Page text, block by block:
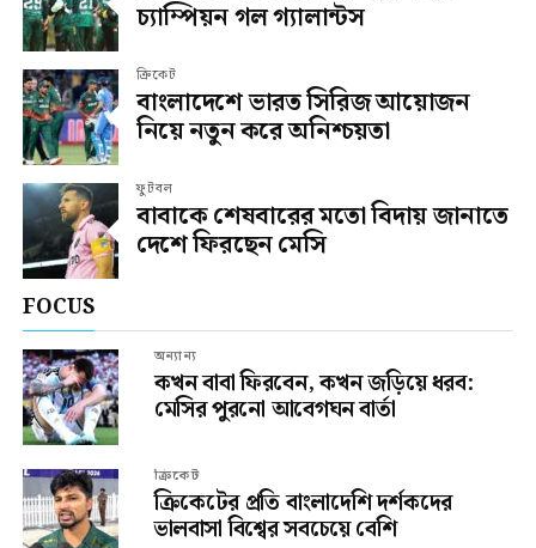
চ্যাম্পিয়ন গল গ্যালান্টস
ক্রিকেট
বাংলাদেশে ভারত সিরিজ আয়োজন
নিয়ে নতুন করে অনিশ্চয়তা
ফুটবল
বাবাকে শেষবারের মতো বিদায় জানাতে
দেশে ফিরছেন মেসি
FOCUS
অন্যান্য
কখন বাবা ফিরবেন, কখন জড়িয়ে ধরব:
মেসির পুরনো আবেগঘন বার্তা
ক্রিকেট
ক্রিকেটের প্রতি বাংলাদেশি দর্শকদের
ভালবাসা বিশ্বের সবচেয়ে বেশি